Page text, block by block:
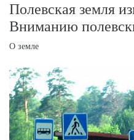
Полевская земля
Вниманию
О земле